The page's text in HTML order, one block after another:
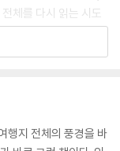
두아르 뷔야르(1868~
타일 역시 일본 미술
향과는 조금 거리가
역시 일본
돈을 아껴 모은 여섯
체를 다시 읽는 시도
쿄 후지 미술관, 솜포
인상파의 작품이 밀
세종사이버대학교 교
행지 전체의 풍경을 바